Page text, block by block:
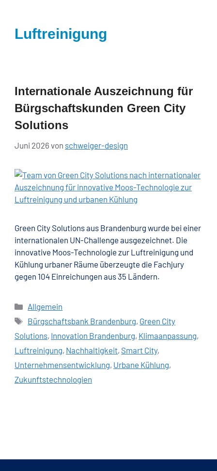
Luftreinigung
Internationale Auszeichnung für
Bürgschaftskunden Green City
Solutions
Juni 2026 von schweiger-design
Green City Solutions aus Brandenburg wurde bei einer
internationalen UN-Challenge ausgezeichnet. Die
innovative Moos-Technologie zur Luftreinigung und
Kühlung urbaner Räume überzeugte die Fachjury
gegen 104 Einreichungen aus 35 Ländern.
Allgemein
Bürgschaftsbank Brandenburg, Green City
Solutions, Innovation Brandenburg, Klimaanpassung,
Luftreinigung, Nachhaltigkeit, Smart City,
Unternehmensentwicklung, Urbane Kühlung,
Zukunftstechnologien